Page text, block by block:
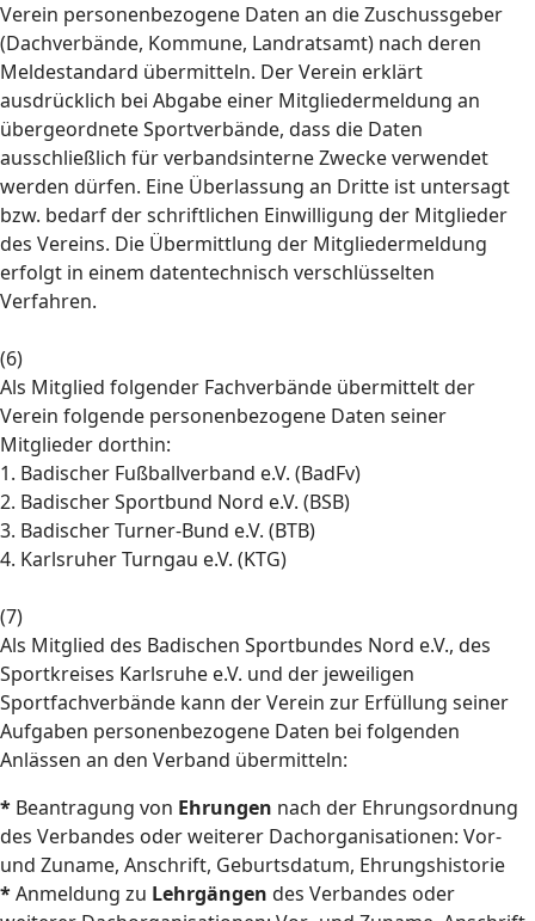
Verein personenbezogene Daten an die Zuschussgeber
(Dachverbände, Kommune, Landratsamt) nach deren
Meldestandard übermitteln. Der Verein erklärt
ausdrücklich bei Abgabe einer Mitgliedermeldung an
übergeordnete Sportverbände, dass die Daten
ausschließlich für verbandsinterne Zwecke verwendet
werden dürfen. Eine Überlassung an Dritte ist untersagt
bzw. bedarf der schriftlichen Einwilligung der Mitglieder
des Vereins. Die Übermittlung der Mitgliedermeldung
erfolgt in einem datentechnisch verschlüsselten
Verfahren.
(6)
Als Mitglied folgender Fachverbände übermittelt der
Verein folgende personenbezogene Daten seiner
Mitglieder dorthin:
1. Badischer Fußballverband e.V. (BadFv)
2. Badischer Sportbund Nord e.V. (BSB)
3. Badischer Turner-Bund e.V. (BTB)
4. Karlsruher Turngau e.V. (KTG)
(7)
Als Mitglied des Badischen Sportbundes Nord e.V., des
Sportkreises Karlsruhe e.V. und der jeweiligen
Sportfachverbände kann der Verein zur Erfüllung seiner
Aufgaben personenbezogene Daten bei folgenden
Anlässen an den Verband übermitteln:
* Beantragung von Ehrungen nach der Ehrungsordnung
des Verbandes oder weiterer Dachorganisationen: Vor-
und Zuname, Anschrift, Geburtsdatum, Ehrungshistorie
*Anmeldung zu Lehrgängen des Verbandes oder